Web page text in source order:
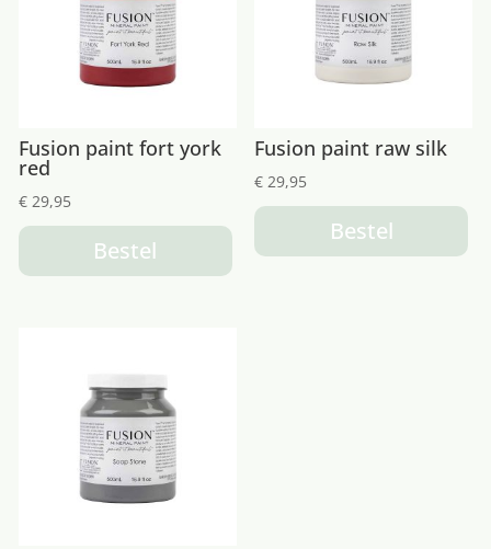
Fusion paint fort york
red
€29,95
Bestel
Fusion paint raw silk
€ 29,95
Bestel